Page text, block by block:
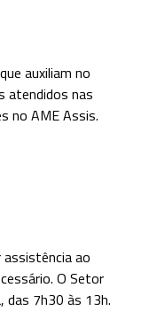
auxiliam no
atendidos nas
no AME Assis.
assistência ao
O Setor
das 7h30 às 13h.